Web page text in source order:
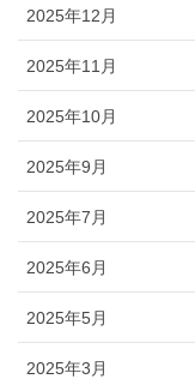
2025年12月
2025年11月
2025年10月
2025年9月
2025年7月
2025年6月
2025年5月
2025年3月